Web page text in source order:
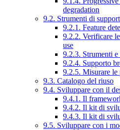
degradation
9.2. Strumenti di
9.2.1. Feature
9.2.2. Verificare
use
9.2.3. Strumenti e
9.2.4. Supporto
9.2.5. Misurare le
9.3. Catalogo del riuso
9.4. Sviluppare con il
9.4.1. Il
9.4.2. Il kit di
9.4.3. Il kit di
9.5. Sviluppare con i